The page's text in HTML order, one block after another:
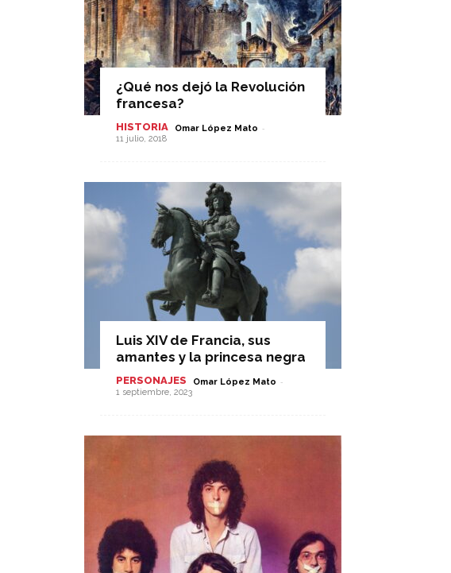
¿Qué nos dejó la Revolución
francesa?
HISTORIA Omar López Mato -
11 julio, 2018
Luis XIV de Francia, sus
amantes y la princesa negra
PERSONAJES Omar López Mato -
1 septiembre, 2023